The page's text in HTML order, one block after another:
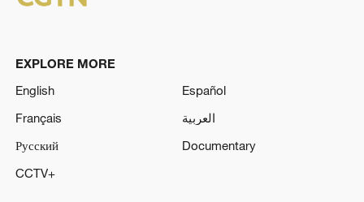
EXPLORE MORE
English
Español
Français
العربية
Русский
Documentary
CCTV+